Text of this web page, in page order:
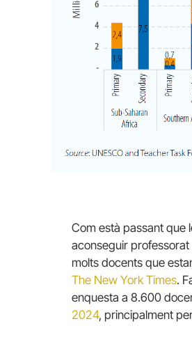
Com està passant que
aconseguir professorat
molts docents que
The New York Times.
enquesta a 8.600
2024, principalment